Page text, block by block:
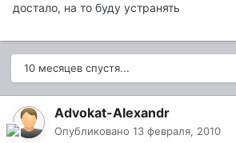
достало, на то буду устранять
10 месяцев спустя...
Advokat-Alexandr
Опубликовано 13 февраля, 2010